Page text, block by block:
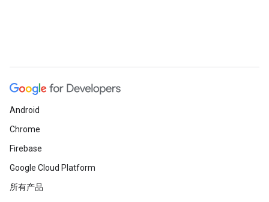
Android
Chrome
Firebase
Google Cloud Platform
所有产品